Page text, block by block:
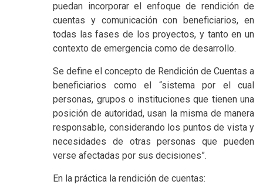
puedan incorporar el enfoque de rendición de
cuentas y comunicación con beneficiarios, en
todas las fases de los proyectos, y tanto en un
contexto de emergencia como de desarrollo.
Se define el concepto de Rendición de Cuentas a
beneficiarios como el “sistema por el cual
personas, grupos o instituciones que tienen una
posición de autoridad, usan la misma de manera
responsable, considerando los puntos de vista y
necesidades de otras personas que pueden
verse afectadas por sus decisiones”.
En la práctica la rendición de cuentas: